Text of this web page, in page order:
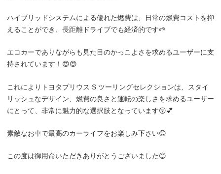
ハイブリッドシステムによる優れた燃費は、日常の燃費コストを抑
えることができ、長距離ドライブでも経済的です🌱
エコカーでありながらも見た目のかっこよさを求めるユーザーに支
持されています！😍😍
これによりトヨタプリウス S ツーリングセレクションは、スタイ
リッシュなデザイン、燃費の良さと運転の楽しさを求めるユーザー
にとって、非常に魅力的な選択肢となっています😚💕
素敵なお車で最高のカーライフをお楽しみ下さい😊
この度は御用命いただきありがとうございました😊